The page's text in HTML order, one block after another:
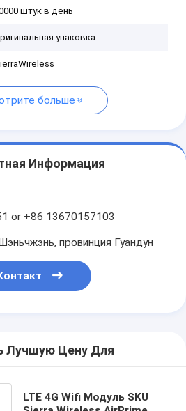
штук в день
упаковка.
больше
Информация
or +86 13670157103
провинция Гуандун
Лучшую Цену Для
LTE 4G Wifi Модуль SKU